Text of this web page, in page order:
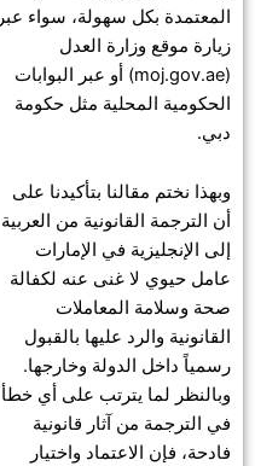
المعتمدة بكل سهولة، سواء عبر
زيارة موقع وزارة العدل
(moj.gov.ae) أو عبر البوابات
الحكومية المحلية مثل حكومة
دبي.
وبهذا نختم مقالنا بتأكيدنا على
أن الترجمة القانونية من العربية
إلى الإنجليزية في الإمارات
عامل حيوي لا غنى عنه لكفالة
صحة وسلامة المعاملات
القانونية والرد عليها بالقبول
رسمياً داخل الدولة وخارجها.
وبالنظر لما يترتب على أي خطأ
في الترجمة من آثار قانونية
فادحة، فإن الاعتماد واختيار